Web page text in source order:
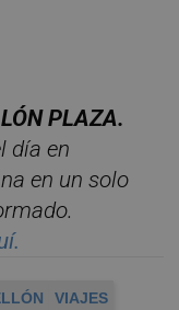
ÓN PLAZA.
día en
en un solo
í.
VIAJES